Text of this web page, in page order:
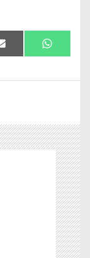
Dela
på
E
-
o
Dela
på
W
h
t